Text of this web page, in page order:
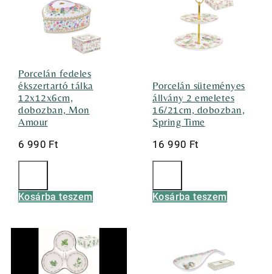
Porcelán fedeles
ékszertartó tálka
12x12x6cm,
dobozban, Mon
Amour
6 990 Ft
Kosárba teszem
Porcelán süteményes
állvány 2 emeletes
16/21cm, dobozban,
Spring Time
16 990 Ft
Kosárba teszem